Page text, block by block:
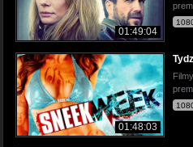
01:49:04
01:48:03